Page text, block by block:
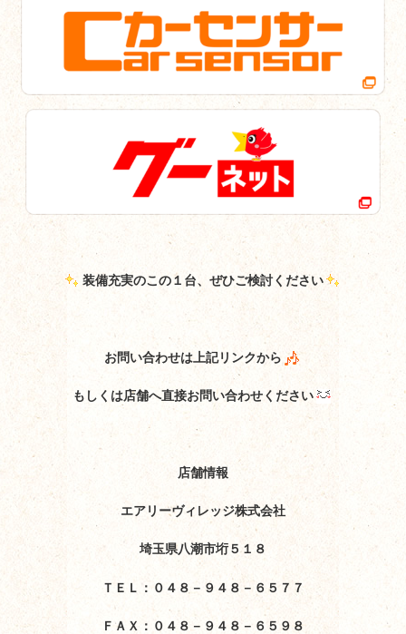
装備充実のこの１台、ぜひご検討ください
お問い合わせは上記リンクから
もしくは店舗へ直接お問い合わせください
店舗情報
エアリーヴィレッジ株式会社
埼玉県八潮市垳５１８
ＴＥＬ：０４８－９４８－６５７７
ＦＡＸ：０４８－９４８－６５９８